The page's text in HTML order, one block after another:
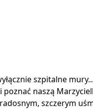
szpitalne
naszą
szczerym